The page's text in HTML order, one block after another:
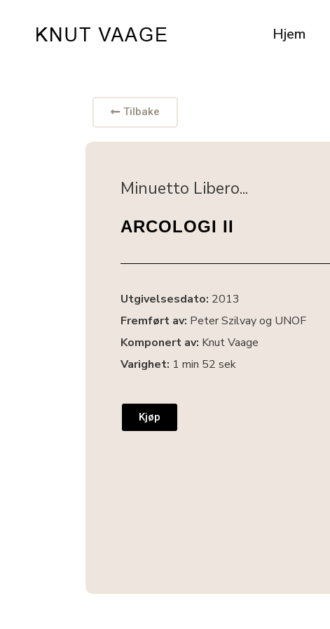
Hjem
Tilbake
Minuetto Libero...
ARCOLOGI II
Utgivelsesdato: 2013
Fremført av: Peter Szilvay og UNOF
Komponert av: Knut Vaage
Varighet: 1 min 52 sek
Kjøp